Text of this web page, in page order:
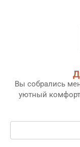
Вы собрались
уютный
Поиск: